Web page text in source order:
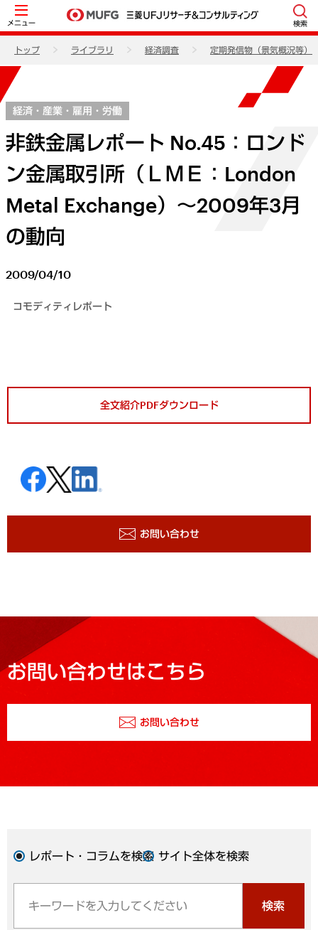
メニュー 検索
トップ ライブラリ 経済調査 定期発信物（景気概況等）
経済・産業・雇用・労働
非鉄金属レポート No.45：ロンド
ン金属取引所（ＬＭＥ：London
Metal Exchange）～2009年3月
の動向
2009/04/10
コモディティレポート
全文紹介PDFダウンロード
お問い合わせ
お問い合わせはこちら
お問い合わせ
レポート・コラムを検索 サイト全体を検索
検索